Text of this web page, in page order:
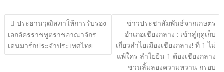
แนะแนว
เรื่อง
ประธานวุฒิสภาให้การรับรอง
เอกอัครราชทูตราชอาณาจักร
เดนมาร์กประจำประเทศไทย
ข่าวประชาสัมพันธ์จากเกษตร
อำเภอเชียงกลาง : เข้าสู่ฤดูเก็บ
เกี่ยวลำไยเมืองเชียงกลาง! ที่ 1 ไม่
แพ้ใคร ลำไยยืน 1 ต้องเชียงกลาง
ชวนลิ้มลองความหวาน กรอบ